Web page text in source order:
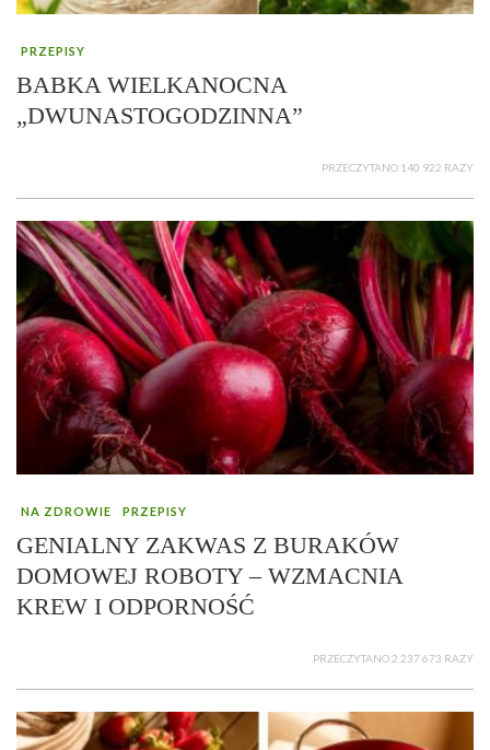
PRZEPISY
BABKA WIELKANOCNA
„DWUNASTOGODZINNA”
PRZECZYTANO 140 922 RAZY
NA ZDROWIE PRZEPISY
GENIALNY ZAKWAS Z BURAKÓW
DOMOWEJ ROBOTY – WZMACNIA
KREW I ODPORNOŚĆ
PRZECZYTANO 2 237 673 RAZY